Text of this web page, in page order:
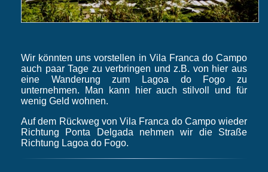
Wir könnten uns vorstellen in Vila Franca do Campo
auch paar Tage zu verbringen und z.B. von hier aus
eine Wanderung zum Lagoa do Fogo zu
unternehmen. Man kann hier auch stilvoll und für
wenig Geld wohnen.
Auf dem Rückweg von Vila Franca do Campo wieder
Richtung Ponta Delgada nehmen wir die Straße
Richtung Lagoa do Fogo.